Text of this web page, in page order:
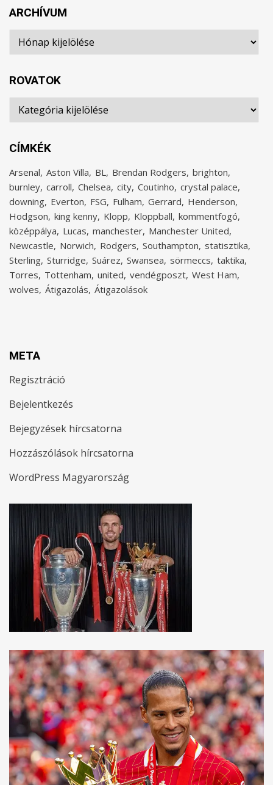
ARCHÍVUM
Archívum
ROVATOK
Rovatok
CÍMKÉK
Arsenal Aston Villa BL Brendan Rodgers brighton
burnley carroll Chelsea city Coutinho crystal palace
downing Everton FSG Fulham Gerrard Henderson
Hodgson king kenny Klopp Kloppball kommentfogó
középpálya Lucas manchester Manchester United
Newcastle Norwich Rodgers Southampton statisztika
Sterling Sturridge Suárez Swansea sörmeccs taktika
Torres Tottenham united vendégposzt West Ham
wolves Átigazolás Átigazolások
META
Regisztráció
Bejelentkezés
Bejegyzések hírcsatorna
Hozzászólások hírcsatorna
WordPress Magyarország